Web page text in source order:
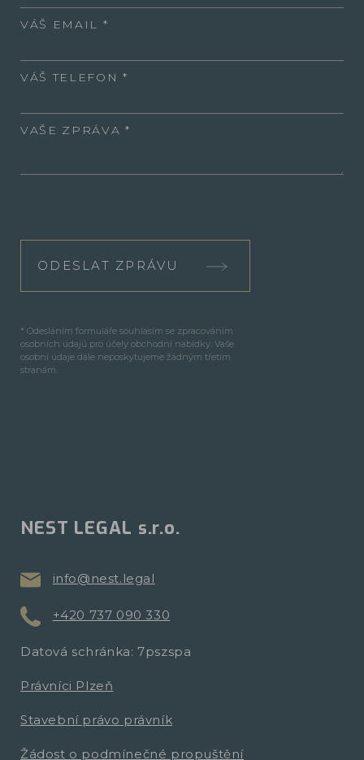
VÁŠ EMAIL
VÁŠ TELEFON
VAŠE ZPRÁVA
ODESLAT ZPRÁVU
* Odesláním formuláře souhlasím se zpracováním
osobních údajů pro účely obchodní nabídky. Vaše
osobní údaje dále neposkytujeme žádným třetím
stranám.
NEST LEGAL s.r.o.
info@nest.legal
+420 737 090 330
Datová schránka: 7pszspa
Právníci Plzeň
Stavební právo právník
Žádost o podmínečné propuštění